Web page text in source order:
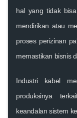
hal yang tidak
mendirikan atau
proses perizinan
memastikan bisnis
Industri kabel
produksinya
keandalan sistem